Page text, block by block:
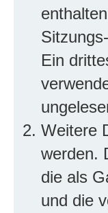
Ein
Weitere
werden.
die als
und die